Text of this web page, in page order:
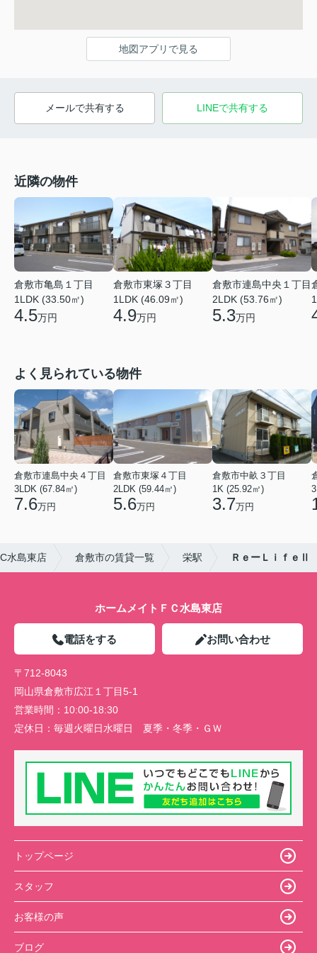
地図アプリで見る
メールで共有する LINEで共有する
近隣の物件
倉敷市亀島１丁目
1LDK (33.50㎡)
4.5万円
倉敷市東塚３丁目
1LDK (46.09㎡)
4.9万円
倉敷市連島中央１丁目
2LDK (53.76㎡)
5.3万円
よく見られている物件
倉敷市連島中央４丁目
3LDK (67.84㎡)
7.6万円
倉敷市東塚４丁目
2LDK (59.44㎡)
5.6万円
倉敷市中畝３丁目
1K (25.92㎡)
3.7万円
水島東店 倉敷市の賃貸一覧 栄駅 ＲｅーＬｉｆｅⅡ
ホームメイトＦＣ水島東店
電話をする お問い合わせ
〒712-8043
岡山県倉敷市広江１丁目5-1
営業時間： 10:00-18:30
定休日： 毎週火曜日水曜日 夏季・冬季・ＧＷ
トップページ
スタッフ
お客様の声
ブログ